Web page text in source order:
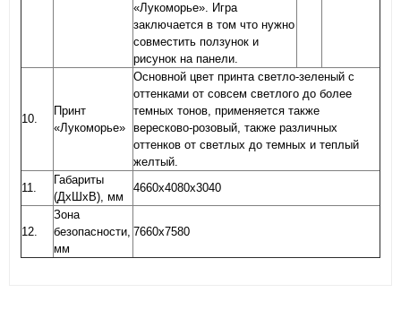
«Лукоморье». Игра
заключается в том что нужно
совместить ползунок и
рисунок на панели.
10.
Принт
«Лукоморье»
Основной цвет принта светло-зеленый с
оттенками от совсем светлого до более
темных тонов, применяется также
вересково-розовый, также различных
оттенков от светлых до темных и теплый
желтый.
11.
Габариты
(ДхШхВ), мм
4660х4080х3040
12.
Зона
безопасности,
мм
7660х7580